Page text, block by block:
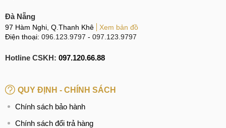
Đà Nẵng
97 Hàm Nghi, Q.Thanh Khê
Xem bản đồ
Điện thoại: 096.123.9797 - 097.123.9797
Hotline CSKH: 097.120.66.88
QUY ĐỊNH - CHÍNH SÁCH
Chính sách bảo hành
Chính sách đổi trả hàng